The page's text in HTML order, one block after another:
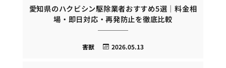
愛知県のハクビシン駆除業者おすすめ5選｜料金相
場・即日対応・再発防止を徹底比較
2026.05.13
害獣